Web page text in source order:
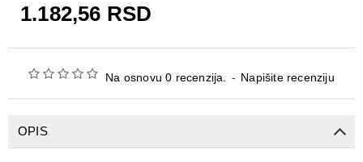
Na osnovu 0 recenzija. - Napišite recenziju
1.182,56 RSD
OPIS